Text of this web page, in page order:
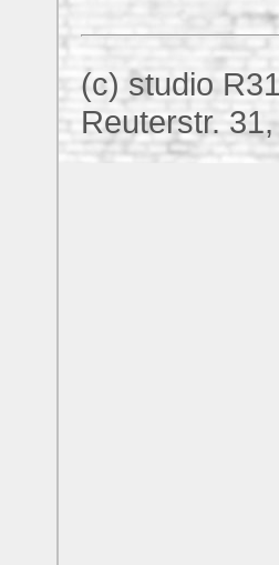
(c) studio
Reuterstr.